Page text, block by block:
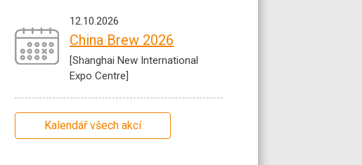
12.10.2026
China Brew 2026
[Shanghai New International
Expo Centre]
Kalendář všech akcí